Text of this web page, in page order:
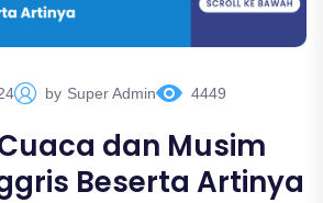
by Super Admin 4449
dan Musim
Beserta Artinya